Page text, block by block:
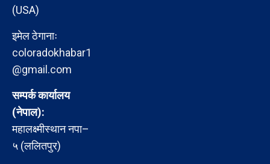
(USA)
इमेल ठेगानाः
coloradokhabar1
@gmail.com
सम्पर्क कार्यालय
(नेपाल):
महालक्ष्मीस्थान नपा–
५ (ललितपुर)